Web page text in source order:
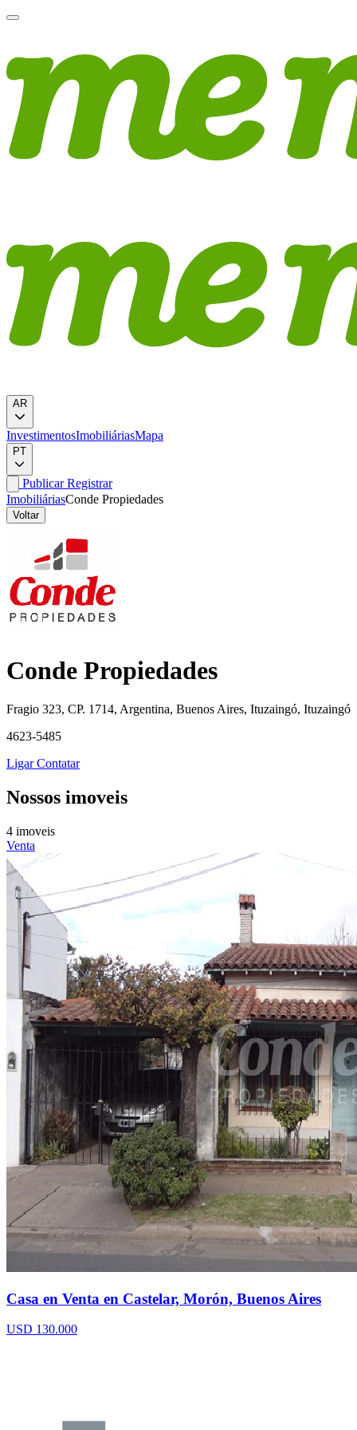
AR
InvestimentosImobiliáriasMapa
PT
PublicarRegistrar
ImobiliáriasConde Propiedades
Voltar
Conde Propiedades
Fragio 323, CP. 1714, Argentina, Buenos Aires, Ituzaingó, Ituzaingó
4623-5485
LigarContatar
Nossos imoveis
4 imoveis
Venta
Casa en Venta en Castelar, Morón, Buenos Aires
USD 130.000